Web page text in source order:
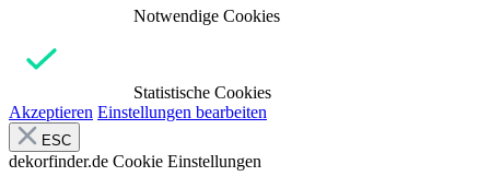
Notwendige Cookies
Statistische Cookies
Akzeptieren Einstellungen bearbeiten
ESC
dekorfinder.de Cookie Einstellungen